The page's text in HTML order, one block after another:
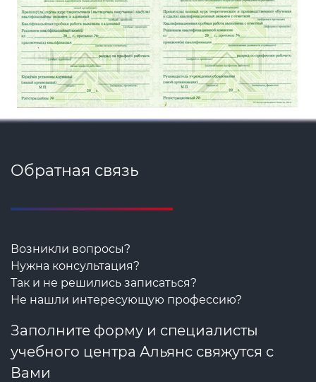
Обратная связь
Возникли вопросы?
Нужна консультация?
Так и не решились записаться?
Не нашли интересующую профессию?
Заполните форму и специалисты
учебного центра Альянс свяжутся с
Вами